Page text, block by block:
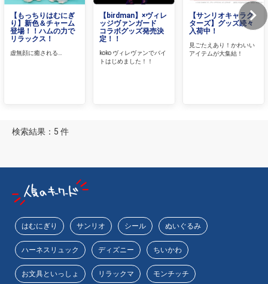
【もっちりはむにぎ
り】新色＆チャーム
登場！！ハムの力で
リラックス！
虚無顔に癒される…
【birdman】×ヴィレ
ッジヴァンガード
コラボグッズ発売決
定！！
koko ヴィレヴァンでバイ
トはじめました！！
【サンリオキャラク
ターズ】グッズ続々
入荷中！
見ごたえあり！かわいい
アイテムが大集結！
検索結果：5 件
はむにぎり サンリオ シール ぬいぐるみ
ハーネスリュック ディズニー ちいかわ
お文具といっしょ リラックマ モンチッチ
イラストレ
ーター
アダルトグ
ッズ